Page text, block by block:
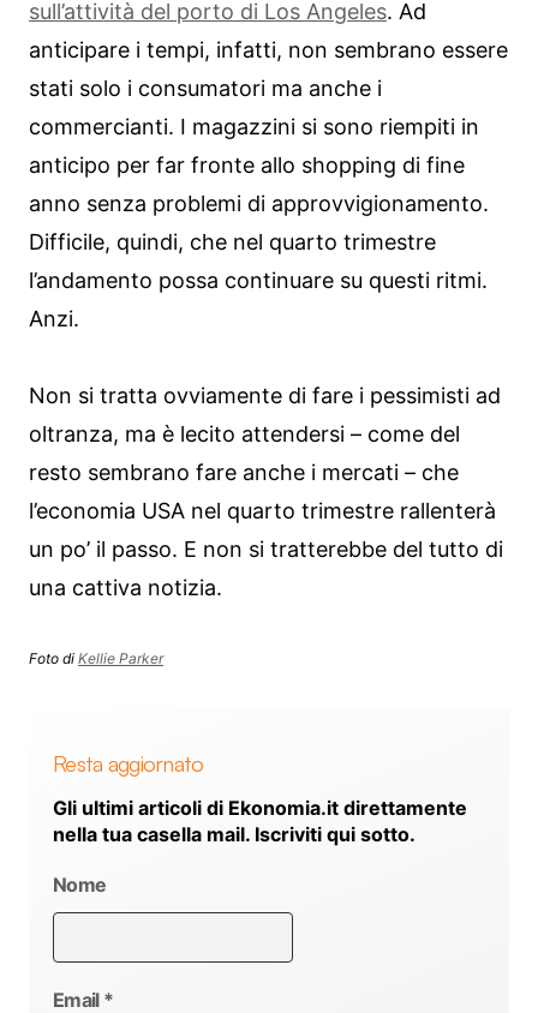
sull’attività del porto di Los Angeles. Ad
anticipare i tempi, infatti, non sembrano essere
stati solo i consumatori ma anche i
commercianti. I magazzini si sono riempiti in
anticipo per far fronte allo shopping di fine
anno senza problemi di approvvigionamento.
Difficile, quindi, che nel quarto trimestre
l’andamento possa continuare su questi ritmi.
Anzi.
Non si tratta ovviamente di fare i pessimisti ad
oltranza, ma è lecito attendersi – come del
resto sembrano fare anche i mercati – che
l’economia USA nel quarto trimestre rallenterà
un po’ il passo. E non si tratterebbe del tutto di
una cattiva notizia.
Foto di Kellie Parker
Resta aggiornato
Gli ultimi articoli di Ekonomia.it direttamente
nella tua casella mail. Iscriviti qui sotto.
Nome
Email *